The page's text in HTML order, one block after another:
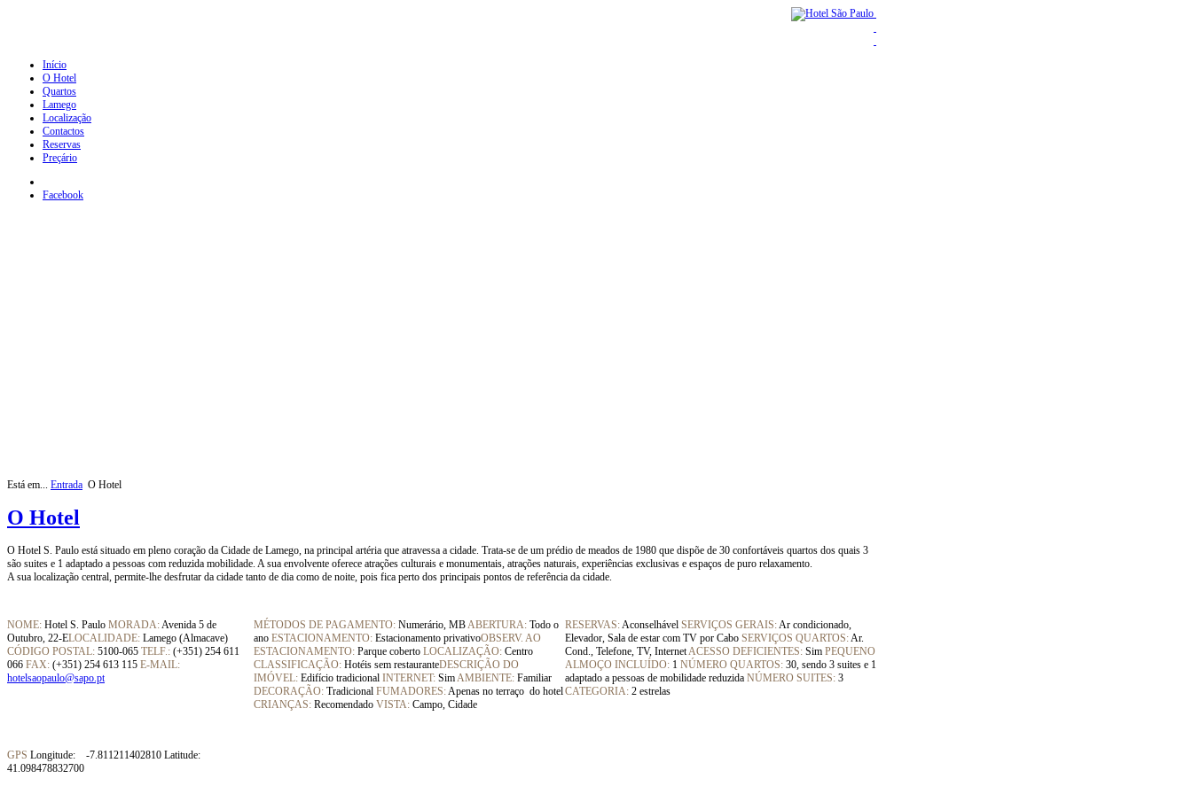
Início
O Hotel
Quartos
Lamego
Localização
Contactos
Reservas
Preçário
Facebook
Está em... Entrada O Hotel
O Hotel
O Hotel S. Paulo está situado em pleno coração da Cidade de Lamego, na principal artéria que atravessa a cidade. Trata-se de um prédio de meados de 1980 que dispõe de 30 confortáveis quartos dos quais 3
são suites e 1 adaptado a pessoas com reduzida mobilidade. A sua envolvente oferece atrações culturais e monumentais, atrações naturais, experiências exclusivas e espaços de puro relaxamento.
A sua localização central, permite-lhe desfrutar da cidade tanto de dia como de noite, pois fica perto dos principais pontos de referência da cidade.
NOME: Hotel S. Paulo MORADA:Avenida 5 de
Outubro, 22-ELOCALIDADE: Lamego (Almacave)
CÓDIGO POSTAL: 5100-065 TELF.: (+351) 254 611
066 FAX: (+351) 254 613 115 E-MAIL:
hotelsaopaulo@sapo.pt
GPS Longitude: -7.811211402810 Latitude:
41.098478832700
MÉTODOS DE PAGAMENTO: Numerário, MBABERTURA: Todo o
ano ESTACIONAMENTO: Estacionamento privativoOBSERV. AO
ESTACIONAMENTO: Parque coberto LOCALIZAÇÃO: Centro
CLASSIFICAÇÃO: Hotéis sem restauranteDESCRIÇÃO DO
IMÓVEL: Edifício tradicional INTERNET: SimAMBIENTE: Familiar
DECORAÇÃO: Tradicional FUMADORES:Apenas no terraço do hotel
CRIANÇAS: Recomendado VISTA: Campo, Cidade
RESERVAS:Aconselhável SERVIÇOS GERAIS:Ar condicionado,
Elevador, Sala de estar com TV por Cabo SERVIÇOS QUARTOS:Ar.
Cond., Telefone, TV, InternetACESSO DEFICIENTES: Sim PEQUENO
ALMOÇO INCLUÍDO: 1 NÚMERO QUARTOS: 30, sendo 3 suites e 1
adaptado a pessoas de mobilidade reduzida NÚMERO SUITES: 3
CATEGORIA: 2 estrelas